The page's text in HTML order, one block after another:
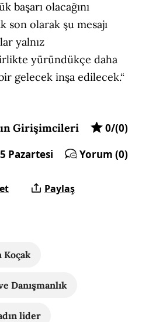
başarı olacağını
son olarak şu mesajı
yalnız
yüründükçe daha
gelecek inşa edilecek.“
Girişimcileri
0/(0)
Pazartesi
Yorum (0)
Paylaş
Koçak
Danışmanlık
lider